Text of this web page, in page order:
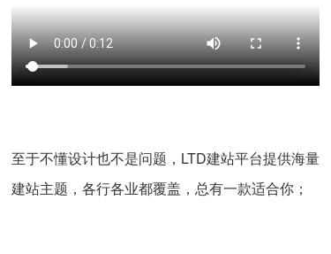
至于不懂设计也不是问题，LTD建站平台提供海量
建站主题，各行各业都覆盖，总有一款适合你；